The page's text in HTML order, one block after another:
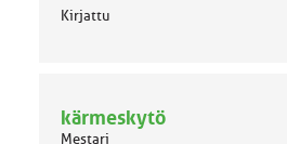
Kirjattu
kärmeskytö
Mestari